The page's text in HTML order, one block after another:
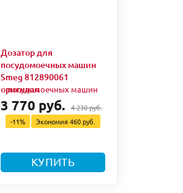
Дозатор для
посудомоечных машин
Smeg 812890061
оригинал
3 770 руб. 4 230 руб.
-11%
Экономия460 руб.
КУПИТЬ